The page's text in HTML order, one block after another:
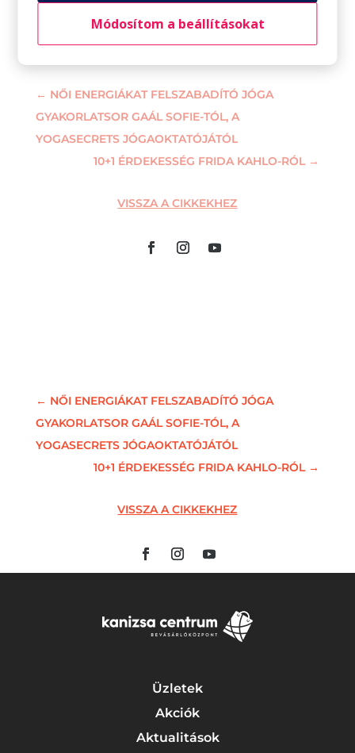
Rómeóval kattints a
www.intenset.hu/blog/
← NŐI ENERGIÁKAT FELSZABADÍTÓ JÓGA
GYAKORLATSOR GAÁL SOFIE-TÓL, A
YOGASECRETS JÓGAOKTATÓJÁTÓL
10+1 ÉRDEKESSÉG FRIDA KAHLO-RÓL →
VISSZA A CIKKEKHEZ
← NŐI ENERGIÁKAT FELSZABADÍTÓ JÓGA
GYAKORLATSOR GAÁL SOFIE-TÓL, A
YOGASECRETS JÓGAOKTATÓJÁTÓL
10+1 ÉRDEKESSÉG FRIDA KAHLO-RÓL→
VISSZA A CIKKEKHEZ
Üzletek
Akciók
Aktualitások
Módosítom a beállításokat